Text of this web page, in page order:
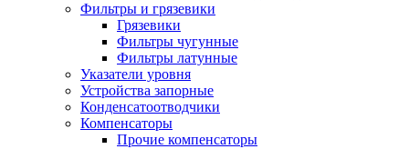
Фильтры и грязевики
Грязевики
Фильтры чугунные
Фильтры латунные
Указатели уровня
Устройства запорные
Конденсатоотводчики
Компенсаторы
Прочие компенсаторы